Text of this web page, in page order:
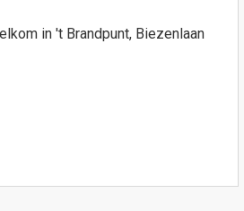
in 't Brandpunt, Biezenlaan